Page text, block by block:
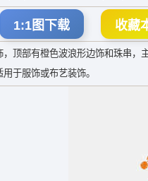
1:1图下载 收藏
顶部有橙色波浪形边饰和珠串
于服饰或布艺装饰。